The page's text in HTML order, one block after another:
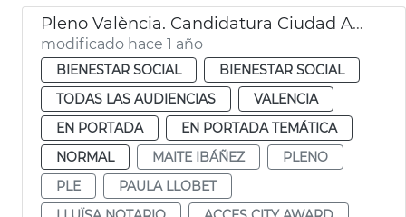
Pleno València. Candidatura Ciudad Accesible 2025
modificado hace 1 año
BIENESTAR SOCIAL
BIENESTAR SOCIAL
TODAS LAS AUDIENCIAS
VALENCIA
EN PORTADA
EN PORTADA TEMÁTICA
NORMAL
MAITE IBÁÑEZ
PLENO
PLE
PAULA LLOBET